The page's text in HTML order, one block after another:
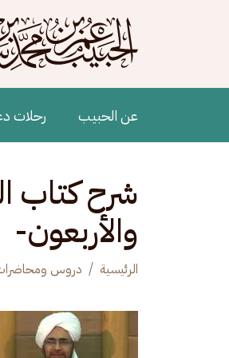
navigation
عن الحبيب رحلات
شرح كتاب
والأربعون-
الرئيسية دروس